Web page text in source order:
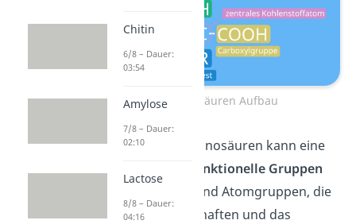
Aminosäuren Aufbau
DerRest
der Aminosäuren kann eine
funktionelle Gruppen
enthalten. Das sind Atomgruppen, die
die Stoffeigenschaften und das
Chitin
6/8 – Dauer:
03:54
Amylose
7/8 – Dauer:
02:10
Lactose
8/8 – Dauer:
04:16